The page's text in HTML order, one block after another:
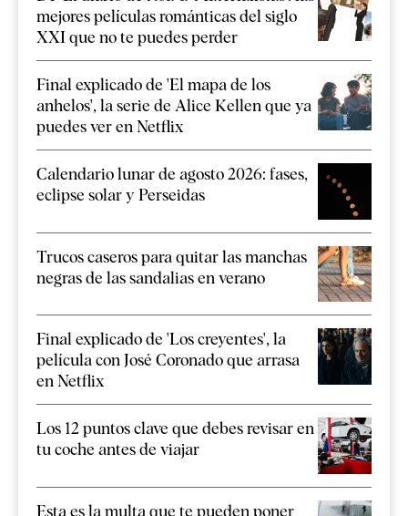
mejores películas románticas del siglo
XXI que no te puedes perder
Final explicado de 'El mapa de los
anhelos', la serie de Alice Kellen que ya
puedes ver en Netflix
Calendario lunar de agosto 2026: fases,
eclipse solar y Perseidas
Trucos caseros para quitar las manchas
negras de las sandalias en verano
Final explicado de 'Los creyentes', la
película con José Coronado que arrasa
en Netflix
Los 12 puntos clave que debes revisar en
tu coche antes de viajar
Esta es la multa que te pueden poner